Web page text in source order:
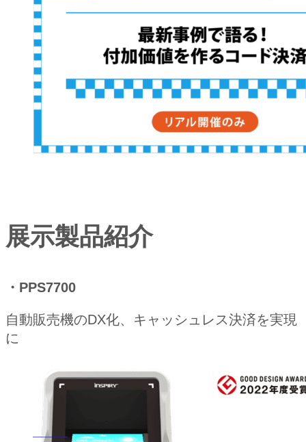
展示製品紹介
・PPS7700
自動販売機のDX化、キャッシュレス決済を実現
に